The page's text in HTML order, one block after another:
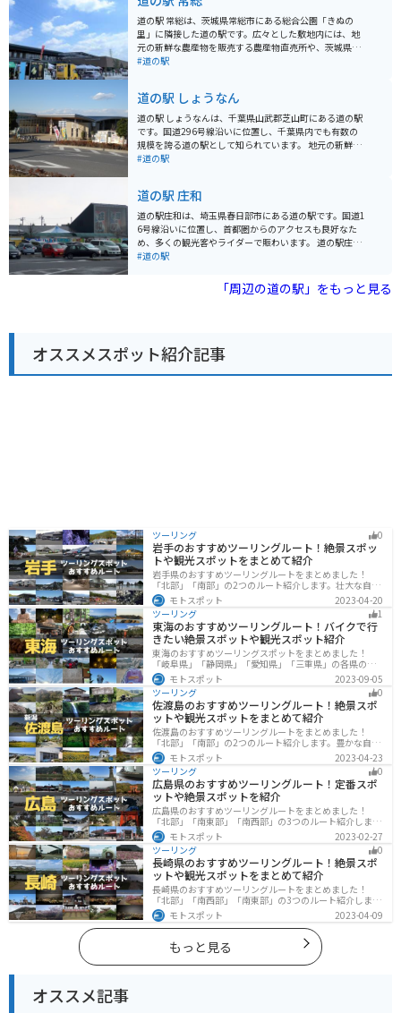
道の駅 常総は、茨城県常総市にある総合公園「きぬの
里」に隣接した道の駅です。広々とした敷地内には、地
元の新鮮な農産物を販売する農産物直売所や、茨城県の
特産品を扱う物産館、食事処などがあります。 きぬの里
ができます。特に春には、約1,000本のソメイヨシノが
咲き誇る桜の名所としても人気です。道の駅 常総は、ツ
ーリングの休憩スポットとしても利用でき、バイクスタ
ンドも設置されています。 常総市は、鬼怒川が流れる自
然豊かな地域であり、米や野菜などの農産物が盛んで
ツ」や、茨城県産の銘柄豚「ローズポーク」を使用した
加工品なども販売されています。
#道の駅
道の駅 しょうなん
道の駅 しょうなんは、千葉県山武郡芝山町にある道の駅
です。国道296号線沿いに位置し、千葉県内でも有数の
規模を誇る道の駅として知られています。 地元の新鮮な
農産物が購入できる農産物直売所や、地元食材を使った
れたらぜひ味わいたい一品です。 バイクで訪れる場合、
道の駅 しょうなんには広々とした駐車場が完備されてい
るため安心です。休憩スペースも充実しており、ツーリ
ングの途中に立ち寄るのに最適な場所と言えるでしょ
う。 道の駅 しょうなん周辺には、航空科学博物館や成田
#道の駅
道の駅 庄和
道の駅庄和は、埼玉県春日部市にある道の駅です。国道1
6号線沿いに位置し、首都圏からのアクセスも良好なた
め、多くの観光客やライダーで賑わいます。 道の駅庄和
の魅力は、なんといっても地元の新鮮な農産物が手に入
ばかりの野菜や果物がずらりと並び、見ているだけでも
楽しくなります。特に、春日部市特産の梨は、みずみず
品です。ライダーの方には、ボリューム満点のメニュー
がおすすめです。 周辺には、あけぼの山農業公園や首都
圏外郭放水路など、観光スポットも充実しています。あ
#道の駅
「周辺の道の駅」をもっと見る
オススメスポット紹介記事
ツーリング 0
岩手のおすすめツーリングルート！絶景スポッ
トや観光スポットをまとめて紹介
岩手県のおすすめツーリングルートをまとめました！
「北部」「南部」の2つのルート紹介します。壮大な自然
や歴史的な観光スポットが多く存在するので楽しめま
す。バイクで岩手県にツーリングに行く際は参考にして
ください。
モトスポット
2023-04-20
ツーリング
1
東海のおすすめツーリングルート！バイクで行
きたい絶景スポットや観光スポット紹介
東海のおすすめツーリングスポットをまとめました！
「岐阜県」「静岡県」「愛知県」「三重県」の各県の観
光地紹介します。自然豊かな山々や湖、温泉地が点在
し、四季折々の景色を楽しめるスポットが多数ありま
す。バイクで東海にツーリングに行く際は参考にしてく
ださい。
モトスポット
2023-09-05
ツーリング
0
佐渡島のおすすめツーリングルート！絶景スポ
ットや観光スポットをまとめて紹介
佐渡島のおすすめツーリングルートをまとめました！
「北部」「南部」の2つのルート紹介します。豊かな自然
と歴史的なスポット、トキなどの貴重な動物を見られる
スポットが多数あります。バイクで佐渡島にツーリング
に行く際は参考にしてください。
モトスポット
2023-04-23
ツーリング
0
広島県のおすすめツーリングルート！定番スポ
ットや絶景スポットを紹介
広島県のおすすめツーリングルートをまとめました！
「北部」「南東部」「南西部」の3つのルート紹介しま
す。自然豊かな山と海だけでなく、歴史的価値のある建
造物も多数あるので、飽きることなくツーリングを堪能
できます。バイクで広島県にツーリングに行く際は参考
にしてください。
モトスポット
2023-02-27
ツーリング
0
長崎県のおすすめツーリングルート！絶景スポ
ットや観光スポットをまとめて紹介
長崎県のおすすめツーリングルートをまとめました！
「北部」「南西部」「南東部」の3つのルート紹介しま
す。国際色豊かな街並みや世界遺産、絶景ポイントが数
多く存在し、様々な楽しみ方ができます。バイクで長崎
県にツーリングに行く際は参考にしてください。
モトスポット 2023-04-09
もっと見る
オススメ記事